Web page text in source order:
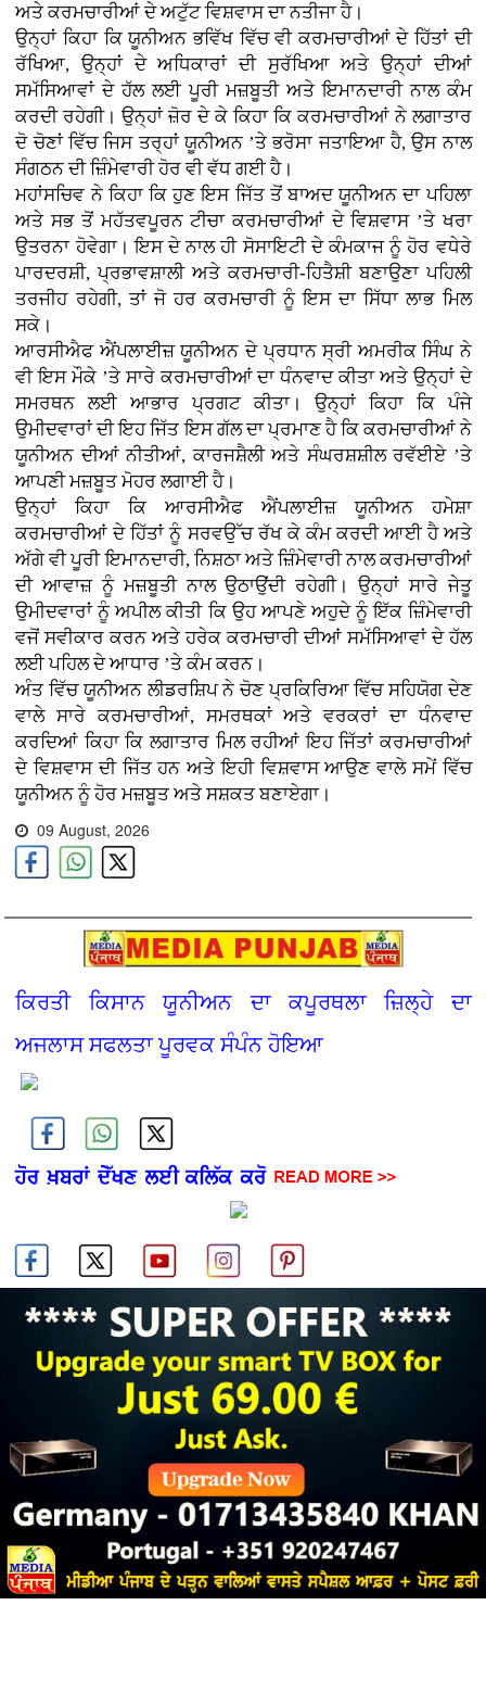
ਅਤੇ ਕਰਮਚਾਰੀਆਂ ਦੇ ਅਟੁੱਟ ਵਿਸ਼ਵਾਸ ਦਾ ਨਤੀਜਾ ਹੈ।
ਉਨ੍ਹਾਂ ਕਿਹਾ ਕਿ ਯੂਨੀਅਨ ਭਵਿੱਖ ਵਿੱਚ ਵੀ ਕਰਮਚਾਰੀਆਂ ਦੇ ਹਿੱਤਾਂ ਦੀ
ਰੱਖਿਆ, ਉਨ੍ਹਾਂ ਦੇ ਅਧਿਕਾਰਾਂ ਦੀ ਸੁਰੱਖਿਆ ਅਤੇ ਉਨ੍ਹਾਂ ਦੀਆਂ
ਸਮੱਸਿਆਵਾਂ ਦੇ ਹੱਲ ਲਈ ਪੂਰੀ ਮਜ਼ਬੂਤੀ ਅਤੇ ਇਮਾਨਦਾਰੀ ਨਾਲ ਕੰਮ
ਕਰਦੀ ਰਹੇਗੀ। ਉਨ੍ਹਾਂ ਜ਼ੋਰ ਦੇ ਕੇ ਕਿਹਾ ਕਿ ਕਰਮਚਾਰੀਆਂ ਨੇ ਲਗਾਤਾਰ
ਦੋ ਚੋਣਾਂ ਵਿੱਚ ਜਿਸ ਤਰ੍ਹਾਂ ਯੂਨੀਅਨ ’ਤੇ ਭਰੋਸਾ ਜਤਾਇਆ ਹੈ, ਉਸ ਨਾਲ
ਸੰਗਠਨ ਦੀ ਜ਼ਿੰਮੇਵਾਰੀ ਹੋਰ ਵੀ ਵੱਧ ਗਈ ਹੈ।
ਮਹਾਂਸਚਿਵ ਨੇ ਕਿਹਾ ਕਿ ਹੁਣ ਇਸ ਜਿੱਤ ਤੋਂ ਬਾਅਦ ਯੂਨੀਅਨ ਦਾ ਪਹਿਲਾ
ਅਤੇ ਸਭ ਤੋਂ ਮਹੱਤਵਪੂਰਨ ਟੀਚਾ ਕਰਮਚਾਰੀਆਂ ਦੇ ਵਿਸ਼ਵਾਸ ’ਤੇ ਖਰਾ
ਉਤਰਨਾ ਹੋਵੇਗਾ। ਇਸ ਦੇ ਨਾਲ ਹੀ ਸੋਸਾਇਟੀ ਦੇ ਕੰਮਕਾਜ ਨੂੰ ਹੋਰ ਵਧੇਰੇ
ਪਾਰਦਰਸ਼ੀ, ਪ੍ਰਭਾਵਸ਼ਾਲੀ ਅਤੇ ਕਰਮਚਾਰੀ-ਹਿਤੈਸ਼ੀ ਬਣਾਉਣਾ ਪਹਿਲੀ
ਤਰਜੀਹ ਰਹੇਗੀ, ਤਾਂ ਜੋ ਹਰ ਕਰਮਚਾਰੀ ਨੂੰ ਇਸ ਦਾ ਸਿੱਧਾ ਲਾਭ ਮਿਲ
ਸਕੇ।
ਆਰਸੀਐਫ ਐਂਪਲਾਈਜ਼ ਯੂਨੀਅਨ ਦੇ ਪ੍ਰਧਾਨ ਸ੍ਰੀ ਅਮਰੀਕ ਸਿੰਘ ਨੇ
ਵੀ ਇਸ ਮੌਕੇ ’ਤੇ ਸਾਰੇ ਕਰਮਚਾਰੀਆਂ ਦਾ ਧੰਨਵਾਦ ਕੀਤਾ ਅਤੇ ਉਨ੍ਹਾਂ ਦੇ
ਸਮਰਥਨ ਲਈ ਆਭਾਰ ਪ੍ਰਗਟ ਕੀਤਾ। ਉਨ੍ਹਾਂ ਕਿਹਾ ਕਿ ਪੰਜੇ
ਉਮੀਦਵਾਰਾਂ ਦੀ ਇਹ ਜਿੱਤ ਇਸ ਗੱਲ ਦਾ ਪ੍ਰਮਾਣ ਹੈ ਕਿ ਕਰਮਚਾਰੀਆਂ ਨੇ
ਯੂਨੀਅਨ ਦੀਆਂ ਨੀਤੀਆਂ, ਕਾਰਜਸ਼ੈਲੀ ਅਤੇ ਸੰਘਰਸ਼ਸ਼ੀਲ ਰਵੱਈਏ ’ਤੇ
ਆਪਣੀ ਮਜ਼ਬੂਤ ਮੋਹਰ ਲਗਾਈ ਹੈ।
ਉਨ੍ਹਾਂ ਕਿਹਾ ਕਿ ਆਰਸੀਐਫ ਐਂਪਲਾਈਜ਼ ਯੂਨੀਅਨ ਹਮੇਸ਼ਾ
ਕਰਮਚਾਰੀਆਂ ਦੇ ਹਿੱਤਾਂ ਨੂੰ ਸਰਵਉੱਚ ਰੱਖ ਕੇ ਕੰਮ ਕਰਦੀ ਆਈ ਹੈ ਅਤੇ
ਅੱਗੇ ਵੀ ਪੂਰੀ ਇਮਾਨਦਾਰੀ, ਨਿਸ਼ਠਾ ਅਤੇ ਜ਼ਿੰਮੇਵਾਰੀ ਨਾਲ ਕਰਮਚਾਰੀਆਂ
ਦੀ ਆਵਾਜ਼ ਨੂੰ ਮਜ਼ਬੂਤੀ ਨਾਲ ਉਠਾਉਂਦੀ ਰਹੇਗੀ। ਉਨ੍ਹਾਂ ਸਾਰੇ ਜੇਤੂ
ਉਮੀਦਵਾਰਾਂ ਨੂੰ ਅਪੀਲ ਕੀਤੀ ਕਿ ਉਹ ਆਪਣੇ ਅਹੁਦੇ ਨੂੰ ਇੱਕ ਜ਼ਿੰਮੇਵਾਰੀ
ਵਜੋਂ ਸਵੀਕਾਰ ਕਰਨ ਅਤੇ ਹਰੇਕ ਕਰਮਚਾਰੀ ਦੀਆਂ ਸਮੱਸਿਆਵਾਂ ਦੇ ਹੱਲ
ਲਈ ਪਹਿਲ ਦੇ ਆਧਾਰ ’ਤੇ ਕੰਮ ਕਰਨ।
ਅੰਤ ਵਿੱਚ ਯੂਨੀਅਨ ਲੀਡਰਸ਼ਿਪ ਨੇ ਚੋਣ ਪ੍ਰਕਿਰਿਆ ਵਿੱਚ ਸਹਿਯੋਗ ਦੇਣ
ਵਾਲੇ ਸਾਰੇ ਕਰਮਚਾਰੀਆਂ, ਸਮਰਥਕਾਂ ਅਤੇ ਵਰਕਰਾਂ ਦਾ ਧੰਨਵਾਦ
ਕਰਦਿਆਂ ਕਿਹਾ ਕਿ ਲਗਾਤਾਰ ਮਿਲ ਰਹੀਆਂ ਇਹ ਜਿੱਤਾਂ ਕਰਮਚਾਰੀਆਂ
ਦੇ ਵਿਸ਼ਵਾਸ ਦੀ ਜਿੱਤ ਹਨ ਅਤੇ ਇਹੀ ਵਿਸ਼ਵਾਸ ਆਉਣ ਵਾਲੇ ਸਮੇਂ ਵਿੱਚ
ਯੂਨੀਅਨ ਨੂੰ ਹੋਰ ਮਜ਼ਬੂਤ ਅਤੇ ਸਸ਼ਕਤ ਬਣਾਏਗਾ।
09 August, 2026
ਕਿਰਤੀ ਕਿਸਾਨ ਯੂਨੀਅਨ ਦਾ ਕਪੂਰਥਲਾ ਜ਼ਿਲ੍ਹੇ ਦਾ
ਅਜਲਾਸ ਸਫਲਤਾ ਪੂਰਵਕ ਸੰਪੰਨ ਹੋਇਆ